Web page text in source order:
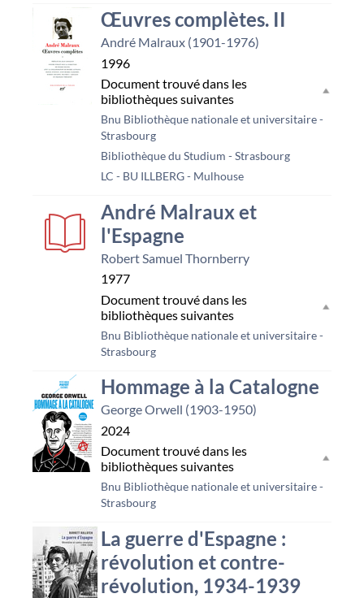
Œuvres complètes. II
André Malraux (1901-1976)
1996
Document trouvé dans les
bibliothèques suivantes
Bnu Bibliothèque nationale et universitaire -
Strasbourg
Bibliothèque du Studium - Strasbourg
LC - BU ILLBERG - Mulhouse
André Malraux et
l'Espagne
Robert Samuel Thornberry
1977
Document trouvé dans les
bibliothèques suivantes
Bnu Bibliothèque nationale et universitaire -
Strasbourg
Hommage à la Catalogne
George Orwell (1903-1950)
2024
Document trouvé dans les
bibliothèques suivantes
Bnu Bibliothèque nationale et universitaire -
Strasbourg
La guerre d'Espagne :
révolution et contre-
révolution, 1934-1939